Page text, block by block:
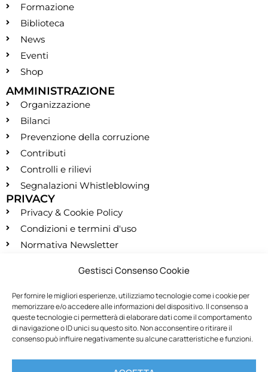
Gestisci Consenso Cookie
Per fornire le migliori esperienze, utilizziamo tecnologie come i cookie per
memorizzare e/o accedere alle informazioni del dispositivo. Il consenso a
queste tecnologie ci permetterà di elaborare dati come il comportamento
di navigazione o ID unici su questo sito. Non acconsentire o ritirare il
consenso può influire negativamente su alcune caratteristiche e funzioni.
Formazione
Biblioteca
News
Eventi
Shop
AMMINISTRAZIONE
Organizzazione
Bilanci
Prevenzione della corruzione
Contributi
Controlli e rilievi
Segnalazioni Whistleblowing
PRIVACY
Privacy & Cookie Policy
Condizioni e termini d'uso
Normativa Newsletter
segreteria@montessori.it
(+39) 06.584.865
(+39) 06.587.959
SOCIALS